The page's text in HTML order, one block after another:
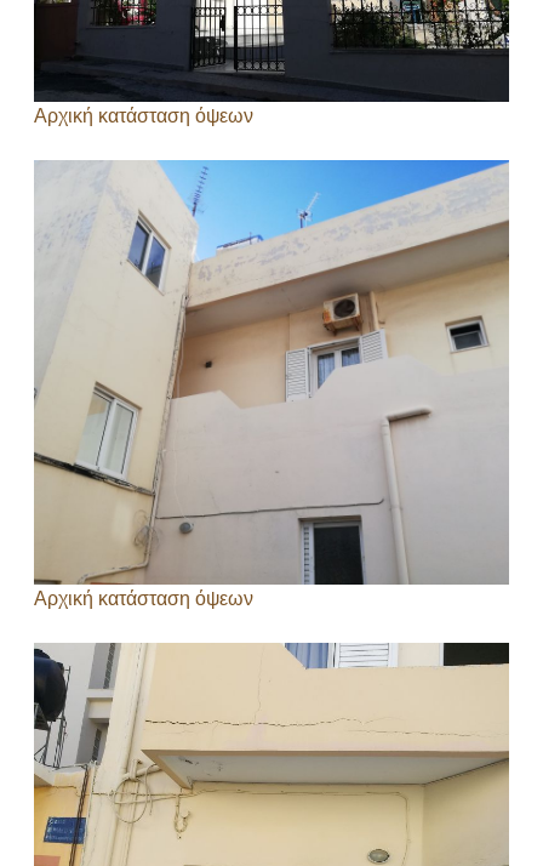
Αρχική κατάσταση όψεων
Αρχική κατάσταση όψεων